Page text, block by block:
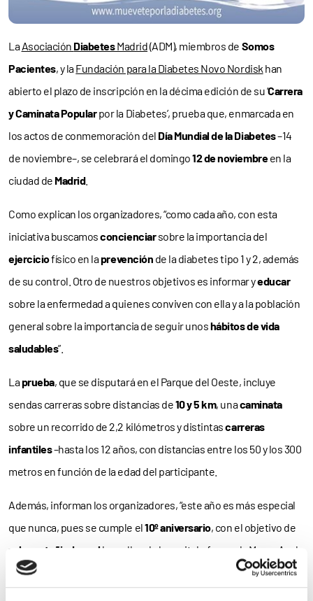
LaAsociación DiabetesMadrid(ADM), miembros de Somos
Pacientes, y laFundación para la Diabetes Novo Nordisk han
abierto el plazo de inscripción en la décima edición de su ‘Carrera
y Caminata Popularpor la Diabetes’, prueba que, enmarcada en
los actos de conmemoración del Día Mundial de la Diabetes–14
de noviembre–, se celebrará el domingo12 de noviembreen la
ciudad de Madrid.
Como explican los organizadores, “como cada año, con esta
iniciativa buscamosconcienciarsobre la importancia del
ejerciciofísico en laprevención de la diabetes tipo 1 y 2, además
de su control. Otro de nuestros objetivos es informar yeducar
sobre la enfermedad a quienes conviven con ella y a la población
general sobre la importancia de seguir unoshábitos de vida
saludables”.
Laprueba, que se disputará en el Parque del Oeste, incluye
sendas carreras sobre distancias de10 y 5 km, unacaminata
sobre un recorrido de 2,2 kilómetros y distintascarreras
infantiles–hasta los 12 años, con distancias entre los 50 y los 300
metros en función de la edad del participante.
Además, informan los organizadores, “este año es más especial
que nunca, pues se cumple el10º aniversario, con el objetivo de
volver a teñir de azullas calles de la capital y formar la Marea Azul
más grande
hasta la fecha. Todo ello bajo el lema ‘Únete a la